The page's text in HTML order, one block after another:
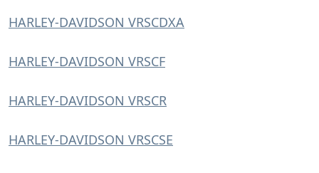
HARLEY-DAVIDSON VRSCDXA
HARLEY-DAVIDSON VRSCF
HARLEY-DAVIDSON VRSCR
HARLEY-DAVIDSON VRSCSE